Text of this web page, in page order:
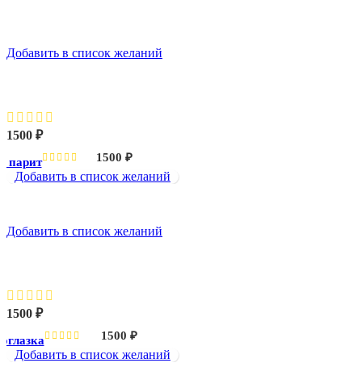
Добавить в список желаний
1500 ₽
парит 1500 ₽
Добавить в список желаний
Добавить в список желаний
1500 ₽
1500 ₽
Добавить в список желаний